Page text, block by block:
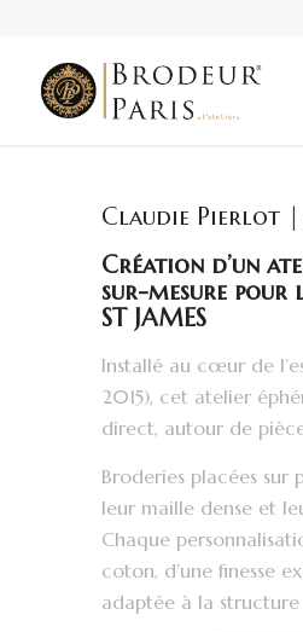
Claudie Pierlot
Création d’un
sur-mesure pour
ST JAMES
Installé au cœur de
2015), cet atelier
direct, autour de
Broderies placées sur
leur maille dense et
Chaque
coton, d’une finesse
adaptée à la